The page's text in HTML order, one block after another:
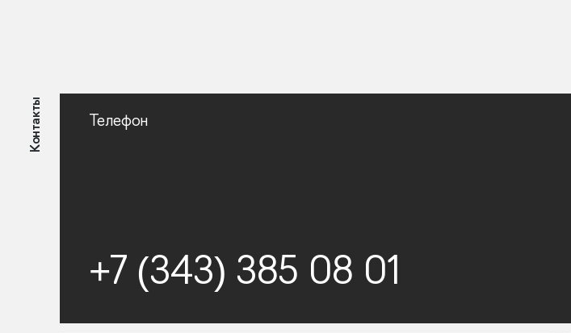
Контакты Телефон
+7 (343) 385 08 01